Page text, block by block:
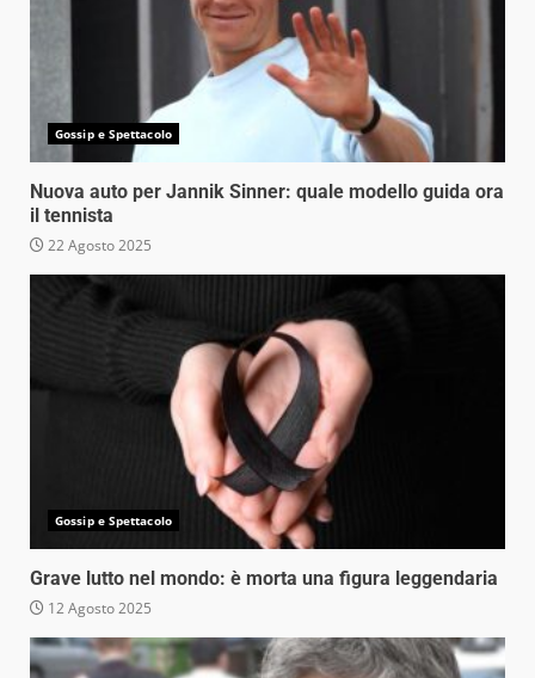
Gossip e Spettacolo
Nuova auto per Jannik Sinner: quale modello guida ora
il tennista
22 Agosto 2025
Gossip e Spettacolo
Grave lutto nel mondo: è morta una figura leggendaria
12 Agosto 2025